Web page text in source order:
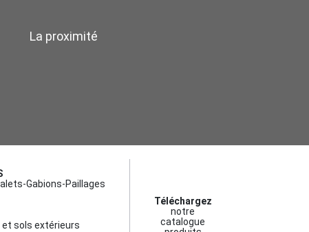
La proximité
Gabions-Paillages
sols extérieurs
Téléchargez
notre
catalogue